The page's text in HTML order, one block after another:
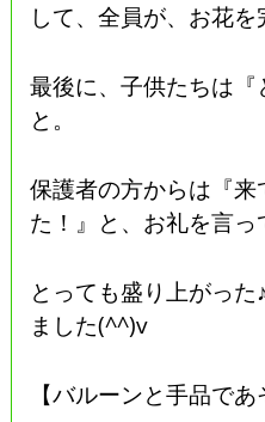
して、全員が、お花を
最後に、子供たちは『
と。
保護者の方からは『
た！』と、お礼を言
とっても盛り上がっ
ました(^^)v
【バルーンと手品であ